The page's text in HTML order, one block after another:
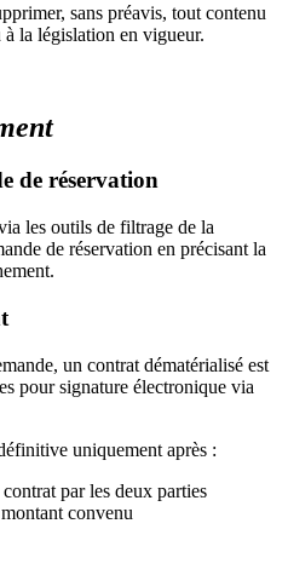
sans préavis, tout contenu
la législation en vigueur.
de réservation
les outils de filtrage de la
de réservation en précisant la
un contrat dématérialisé est
pour signature électronique via
uniquement après :
par les deux parties
convenu